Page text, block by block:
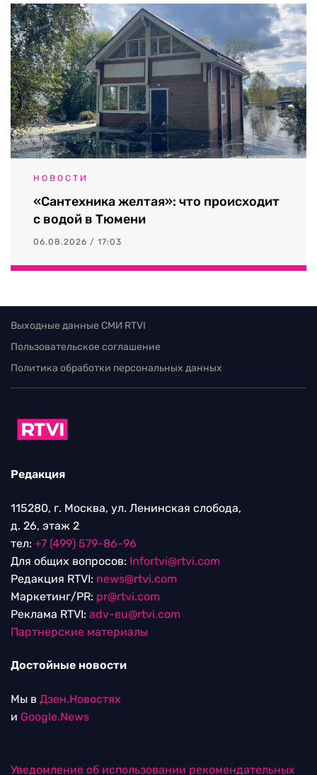
НОВОСТИ
«Сантехника желтая»: что происходит
с водой в Тюмени
06.08.2026 / 17:03
Выходные данные СМИ RTVI
Пользовательское соглашение
Политика обработки персональных данных
Редакция
115280, г. Москва, ул. Ленинская слобода,
д. 26, этаж 2
тел: +7 (499) 579-86-96
Для общих вопросов: Infortvi@rtvi.com
Редакция RTVI: news@rtvi.com
Маркетинг/PR: pr@rtvi.com
Реклама RTVI: adv-eu@rtvi.com
Партнерские материалы
Достойные новости
Мы в Дзен.Новостях
и Google.News
Уведомление об использовании рекомендательных